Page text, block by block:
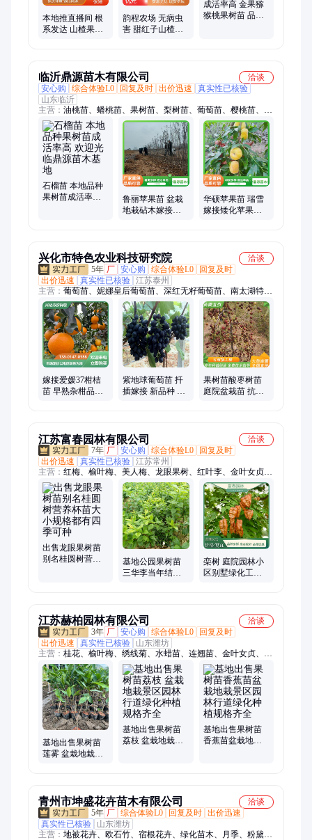
本地推直播间 根
系发达 山楂果树
韵程农场 无病虫
害 甜红子山楂果
成活率高 金果猕
猴桃果树苗 品种
临沂鼎源苗木有限公司
洽谈
安心购
综合体验L0 回复及时 出价迅速
真实性已核验
山东临沂
主营： 油桃苗、蟠桃苗、果树苗、梨树苗、葡萄苗、樱桃苗、桃
树苗、苹果苗、山楂树苗、南水梨苗、皇冠梨苗、无花果苗、苗
木基地、木瓜树苗、翠冠梨苗、脆柿子苗、柿子树苗、金银花
苗、花椒苗、杏树苗、枣苗、海棠苗、板栗树、秋月梨、基地种
植
石榴苗 本地品种
果树苗成活率高
鲁丽苹果苗 盆栽
地栽砧木嫁接果
华硕苹果苗 瑞雪
嫁接矮化苹果树
兴化市特色农业科技研究院
洽谈
5年 厂 安心购 综合体验L0
回复及时
出价迅速
真实性已核验 江苏泰州
主营： 葡萄苗、妮娜皇后葡萄苗、深红无籽葡萄苗、南太湖特早
葡萄苗、甜蜜蓝宝石葡萄苗、马斯卡丁葡萄苗、新品种葡萄苗绍
星9号、葡萄苗新品种金之星、澳洲甜王葡萄苗、罗拉葡萄苗、
罗拉玫瑰葡萄苗、皇后金玫瑰葡萄苗新品种、水晶玫瑰葡萄苗、
茉莉香葡萄苗、金香一号葡萄苗、春红3号葡萄苗、春红4号葡萄
苗、蓝色拉威尔葡萄苗、光辉葡萄苗、瑞香红新品种苹果苗、草
莓苗、红颜草莓苗、红果3号果桑苗、白玉王果桑苗、罗马红宝
石
嫁接爱媛37柑桔
苗 早熟杂柑品种
紫地球葡萄苗 扦
插嫁接 新品种 南
果树苗酸枣树苗
庭院盆栽苗 抗风
江苏富春园林有限公司
洽谈
7年 厂 安心购 综合体验L0
回复及时
出价迅速
真实性已核验 江苏常州
主营： 红梅、榆叶梅、美人梅、龙眼果树、红叶李、金叶女贞、
红王子锦带、绿萼梅、小叶黄杨、大叶黄杨、红叶石楠、金森女
贞、白玉兰、红枫、垂丝海棠、红帽月季、丰花月季、水蜡、卫
矛、红瑞木、生态浮岛、黄金枸骨、人工浮床、高杆月季、五彩
锦带、梅花
出售龙眼果树苗
别名桂圆树营养
基地公园果树苗
三华李当年结果
栾树 庭院园林小
区别墅绿化工程
江苏赫柏园林有限公司
洽谈
3年 厂 安心购 综合体验L0
回复及时
出价迅速
真实性已核验
山东潍坊
主营： 桂花、榆叶梅、绣线菊、水蜡苗、连翘苗、金叶女贞、红
叶小檗、亮晶女贞、红王子锦带、海棠、紫薇、木槿、鼠尾草、
水生植物、花灌木、地被草花、草坪、大叶黄杨、小叶黄杨、地
被菊、月季、火炬花、完美石竹、大花金鸡菊、小丽花
基地出售果树苗
莲雾 盆栽地栽景
基地出售果树苗
荔枝 盆栽地栽景
基地出售果树苗
香蕉苗盆栽地栽
青州市坤盛花卉苗木有限公司
洽谈
5年 厂 综合体验L0 回复及时 出价迅速
真实性已核验
山东潍坊
主营： 地被花卉、欧石竹、宿根花卉、绿化苗木、月季、粉黛乱